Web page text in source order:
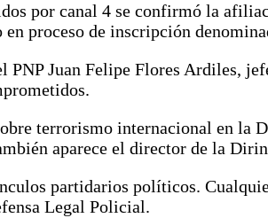
por canal 4 se confirmó la
proceso de inscripción
Juan Felipe Flores Ardiles,
terrorismo internacional en
aparece el director de la
partidarios políticos.
Legal Policial.